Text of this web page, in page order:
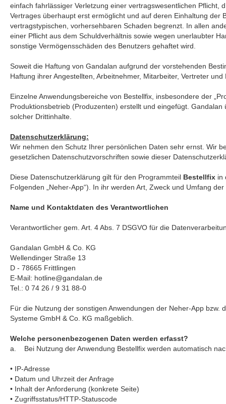
einfach fahrlässiger Verletzung einer vertragswesentlichen
Vertrages überhaupt erst ermöglicht und auf deren Einhaltung
vertragstypischen, vorhersehbaren Schaden begrenzt. In allen
einer Pflicht aus dem Schuldverhältnis sowie wegen unerlaubter
sonstige Vermögensschäden des Benutzers gehaftet wird.
Soweit die Haftung von Gandalan aufgrund der vorstehenden
Haftung ihrer Angestellten, Arbeitnehmer, Mitarbeiter, Vertreter
Einzelne Anwendungsbereiche von Bestellfix, insbesondere der
Produktionsbetrieb (Produzenten) erstellt und eingefügt.
solcher Drittinhalte.
Datenschutzerklärung:
Wir nehmen den Schutz Ihrer persönlichen Daten sehr ernst. Wir
gesetzlichen Datenschutzvorschriften sowie dieser
Diese Datenschutzerklärung gilt für den Programmteil Bestellfix in
Folgenden „Neher-App“). In ihr werden Art, Zweck und Umfang
Name und Kontaktdaten des Verantwortlichen
Verantwortlicher gem. Art. 4 Abs. 7 DSGVO für die
Gandalan GmbH & Co. KG
Wellendinger Straße 13
D - 78665 Frittlingen
E-Mail: hotline@gandalan.de
Tel.: 0 74 26 / 9 31 88-0
Für die Nutzung der sonstigen Anwendungen der Neher-App
Systeme GmbH & Co. KG maßgeblich.
Welche personenbezogenen Daten werden erfasst?
a. Bei Nutzung der Anwendung Bestellfix werden automatisch
• IP-Adresse
• Datum und Uhrzeit der Anfrage
• Inhalt der Anforderung (konkrete Seite)
• Zugriffsstatus/HTTP-Statuscode